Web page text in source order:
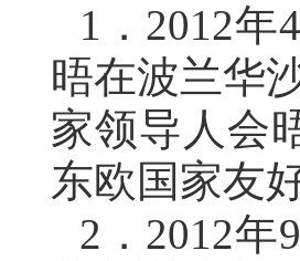
1． 2012
晤在波兰华
家领导人会
东欧国家友
2． 2012